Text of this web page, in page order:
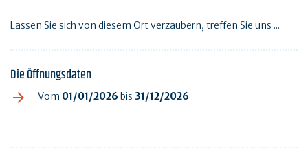
Lassen Sie sich von diesem Ort verzaubern, treffen Sie uns ...
Die Öffnungsdaten
Vom 01/01/2026 bis 31/12/2026